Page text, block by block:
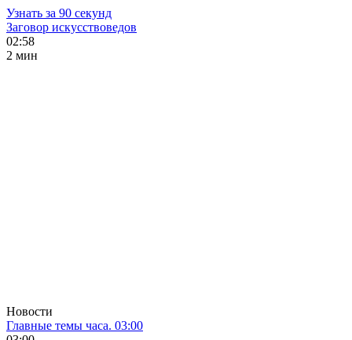
Узнать за 90 секунд
Заговор искусствоведов
02:58
2 мин
Новости
Главные темы часа. 03:00